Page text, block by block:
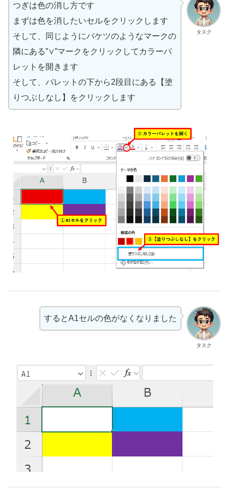
タスク
つぎは色の消し方です
まずは色を消したいセルをクリックします
そして、同じようにバケツのようなマークの
隣にある”∨”マークをクリックしてカラーパ
レットを開きます
そして、パレットの下から2段目にある【塗
りつぶしなし】をクリックします
タスク
するとA1セルの色がなくなりました